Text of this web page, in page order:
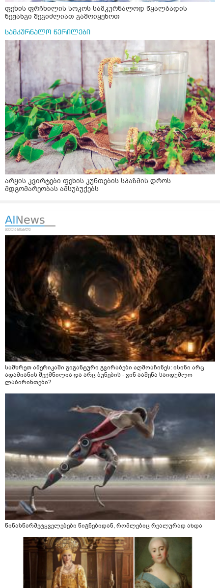
ფეხის ფრჩხილის სოკოს სამკურნალოდ წყალბადის
ზეჟანგი შეგიძლიათ გამოიყენოთ
სამკურნალო წერილები
არყის კვირტები ფეხის კუნთების სპაზმის დროს
მდგომარეობას ამსუბუქებს
სამხრეთ ამერიკაში გიგანტური გვირაბები აღმოაჩინეს: ისინი არც
ადამიანის შექმნილია და არც ბუნების - ვინ ააშენა საიდუმლო
ლაბირინთები?
წინასწარმეტყველებები წიგნებიდან, რომლებიც რეალურად ახდა